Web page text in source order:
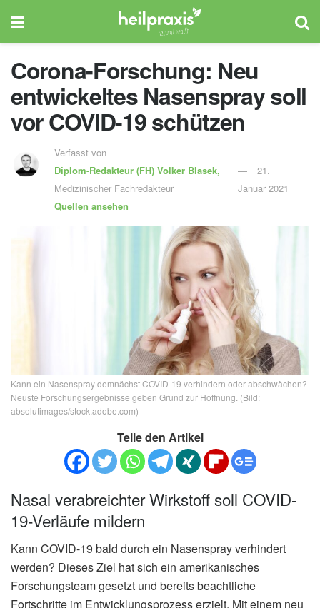
Corona-Forschung: Neu
entwickeltes Nasenspray soll
vor COVID-19 schützen
Verfasst von
Diplom-Redakteur (FH)Volker Blasek,
Medizinischer Fachredakteur
Quellen ansehen
21.
Januar 2021
Kann ein Nasenspray demnächst COVID-19 verhindern oder abschwächen?
Neuste Forschungsergebnisse geben Grund zur Hoffnung. (Bild:
absolutimages/stock.adobe.com)
Teile den Artikel
Nasal verabreichter Wirkstoff soll COVID-
19-Verläufe mildern
Kann COVID-19 bald durch ein Nasenspray verhindert
werden? Dieses Ziel hat sich ein amerikanisches
Forschungsteam gesetzt und bereits beachtliche
Fortschritte im Entwicklungsprozess erzielt. Mit einem neu